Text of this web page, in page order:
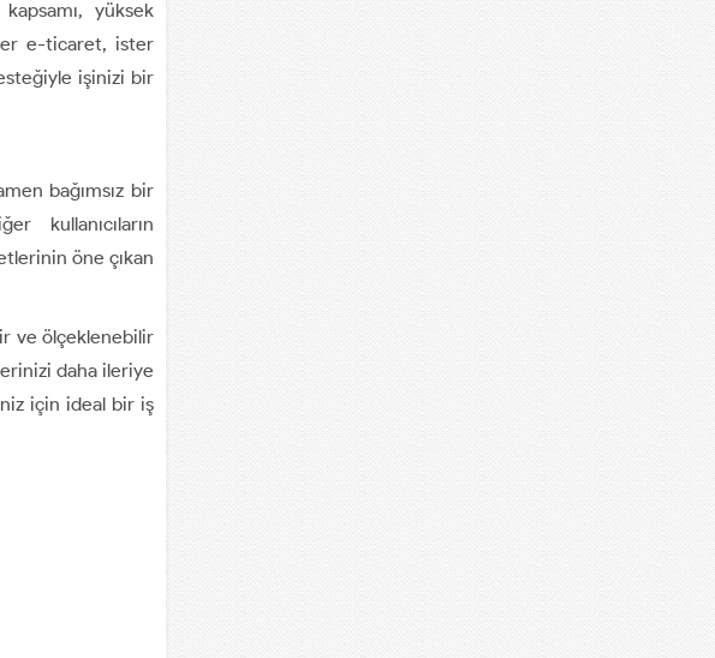
yüksek
e-ticaret, ister
işinizi bir
bağımsız bir
kullanıcıların
öne çıkan
ve ölçeklenebilir
daha ileriye
için ideal bir iş